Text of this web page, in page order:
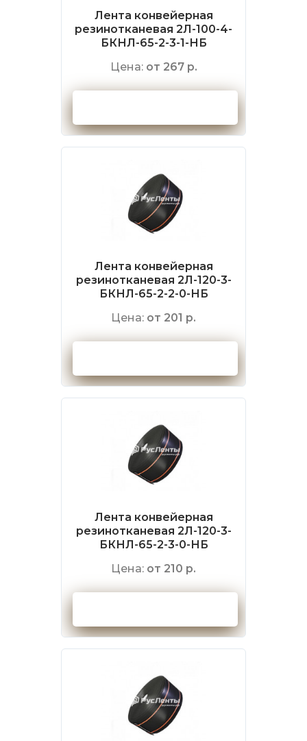
Лента конвейерная
резинотканевая 2Л-100-4-
БКНЛ-65-2-3-1-НБ
Цена: от 267 р.
Лента конвейерная
резинотканевая 2Л-120-3-
БКНЛ-65-2-2-0-НБ
Цена: от 201 р.
Лента конвейерная
резинотканевая 2Л-120-3-
БКНЛ-65-2-3-0-НБ
Цена: от 210 р.